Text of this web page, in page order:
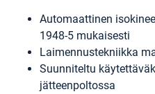
Automaattinen
1948-5 mukaisesti
Laimennustekniikka
Suunniteltu
jätteenpoltossa